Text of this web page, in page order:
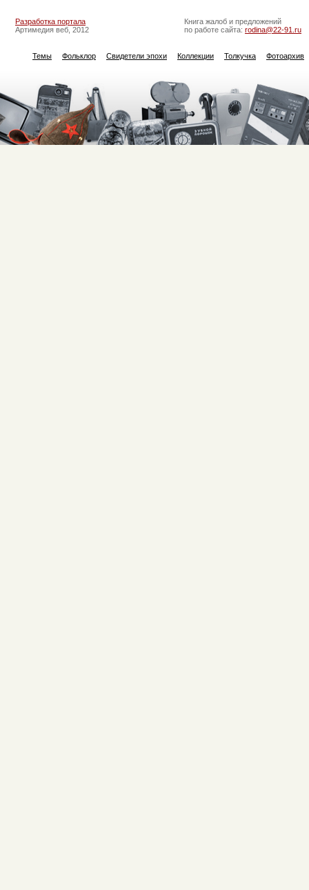
Разработка портала
Артимедия веб, 2012
Книга жалоб и предложений
по работе сайта: rodina@22-91.ru
Темы Фольклор Свидетели эпохи Коллекции Толкучка Фотоархив